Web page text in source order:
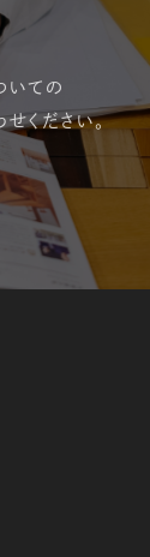
いての
ください。